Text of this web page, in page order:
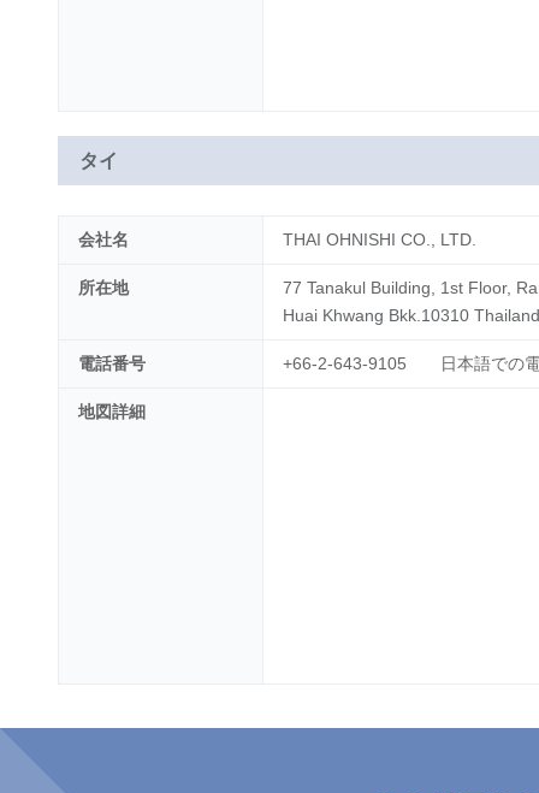
タイ
会社名 THAI OHNISHI CO., LTD.
所在地
77 Tanakul Building, 1st Floor,
Huai Khwang Bkk.10310 Thailand
電話番号 +66-2-643-9105 日本語での電
地図詳細